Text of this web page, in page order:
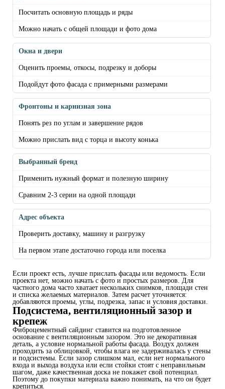
Посчитать основную площадь и ряды
Можно начать с общей площади и фото дома
Окна и двери
Оценить проемы, откосы, подрезку и доборы
Подойдут фото фасада с примерными размерами
Фронтоны и карнизная зона
Понять рез по углам и завершение рядов
Можно прислать вид с торца и высоту конька
Выбранный бренд
Применить нужный формат и полезную ширину
Сравним 2-3 серии на одной площади
Адрес объекта
Проверить доставку, машину и разгрузку
На первом этапе достаточно города или поселка
Если проект есть, лучше прислать фасады или ведомость. Если
проекта нет, можно начать с фото и простых размеров. Для
частного дома часто хватает нескольких снимков, площади стен
и списка желаемых материалов. Затем расчет уточняется:
добавляются проемы, углы, подрезка, запас и условия доставки.
Подсистема, вентиляционный зазор и
крепеж
Фиброцементный сайдинг ставится на подготовленное
основание с вентиляционным зазором. Это не декоративная
деталь, а условие нормальной работы фасада. Воздух должен
проходить за облицовкой, чтобы влага не задерживалась у стены
и подсистемы. Если зазор слишком мал, если нет нормального
входа и выхода воздуха или если стойки стоят с неправильным
шагом, даже качественная доска не покажет свой потенциал.
Поэтому до покупки материала важно понимать, на что он будет
крепиться.